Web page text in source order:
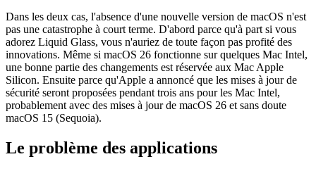
Dans les deux cas, l'absence d'une nouvelle version de macOS n'est
pas une catastrophe à court terme. D'abord parce qu'à part si vous
adorez Liquid Glass, vous n'auriez de toute façon pas profité des
innovations. Même si macOS 26 fonctionne sur quelques Mac Intel,
une bonne partie des changements est réservée aux Mac Apple
Silicon. Ensuite parce qu'Apple a annoncé que les mises à jour de
sécurité seront proposées pendant trois ans pour les Mac Intel,
probablement avec des mises à jour de macOS 26 et sans doute
macOS 15 (Sequoia).
Le problème des applications